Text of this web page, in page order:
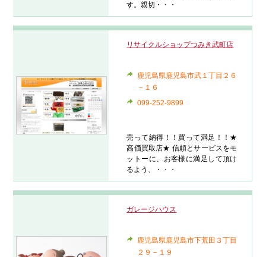
す。親切・・・
リサイクルショップつみき武町店
鹿児島県鹿児島市武１丁目２６
－１６
099-252-9899
売って納得！！買って満足！！★
高価買取店★ 信頼とサービスをモ
ットーに、お客様に満足して頂け
るよう、・・・
ガレージハウス
鹿児島県鹿児島市下荒田３丁目
２９－１９